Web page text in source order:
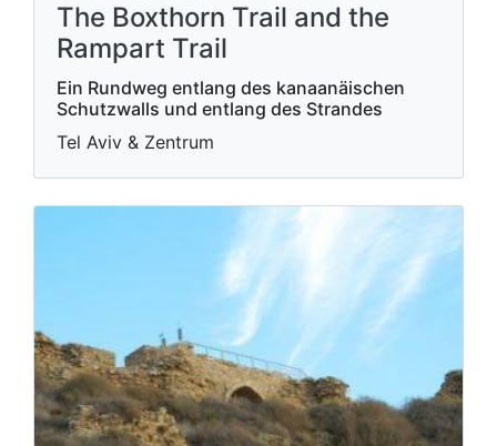
The Boxthorn Trail and the
Rampart Trail
Ein Rundweg entlang des kanaanäischen
Schutzwalls und entlang des Strandes
Tel Aviv & Zentrum